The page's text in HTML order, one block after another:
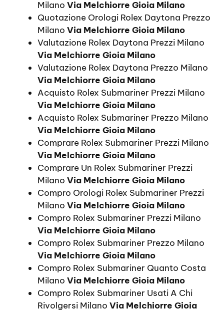
Milano Via Melchiorre Gioia Milano
Quotazione Orologi Rolex Daytona Prezzo
Milano Via Melchiorre Gioia Milano
Valutazione Rolex Daytona Prezzi Milano
Via Melchiorre Gioia Milano
Valutazione Rolex Daytona Prezzo Milano
Via Melchiorre Gioia Milano
Acquisto Rolex Submariner Prezzi Milano
Via Melchiorre Gioia Milano
Acquisto Rolex Submariner Prezzo Milano
Via Melchiorre Gioia Milano
Comprare Rolex Submariner Prezzi Milano
Via Melchiorre Gioia Milano
Comprare Un Rolex Submariner Prezzi
Milano Via Melchiorre Gioia Milano
Compro Orologi Rolex Submariner Prezzi
Milano Via Melchiorre Gioia Milano
Compro Rolex Submariner Prezzi Milano
Via Melchiorre Gioia Milano
Compro Rolex Submariner Prezzo Milano
Via Melchiorre Gioia Milano
Compro Rolex Submariner Quanto Costa
Milano Via Melchiorre Gioia Milano
Compro Rolex Submariner Usati A Chi
Rivolgersi Milano Via Melchiorre Gioia